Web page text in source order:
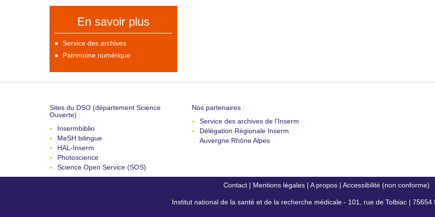
En savoir plus
Service des archives
Patrimoine numérique
Sites du DSO (département Science
Ouverte) :
Insermbiblio
MeSH bilingue
HAL-Inserm
Photoscience
Science Open Service (SOS)
Nos partenaires :
Service des archives de l'Inserm
Délégation Régionale Inserm
Auvergne Rhône Alpes
Contact| Mentions légales| A propos| Accessibilité (non conforme)
Institut national de la santé et de la recherche médicale - 101, rue de Tolbiac | 75654